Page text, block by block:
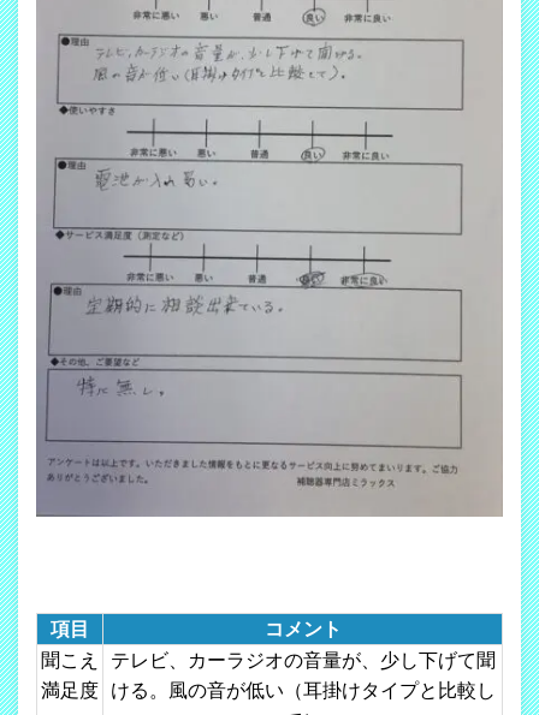
項目
コメント
聞こえ
満足度
テレビ、カーラジオの音量が、少し下げて聞
ける。風の音が低い（耳掛けタイプと比較し